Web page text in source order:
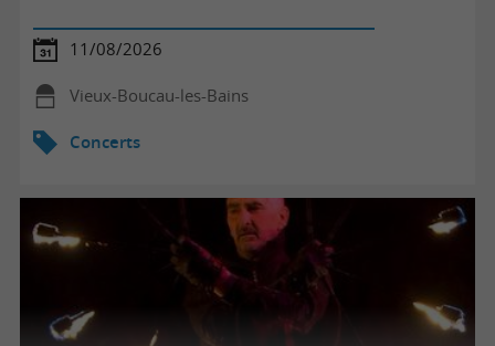
11/08/2026
Vieux-Boucau-les-Bains
Concerts